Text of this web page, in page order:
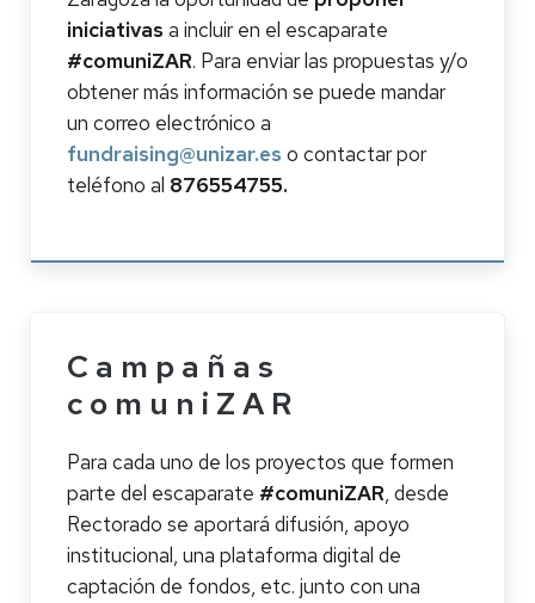
iniciativas a incluir en el escaparate
#comuniZAR. Para enviar las propuestas y/o
obtener más información se puede mandar
un correo electrónico a
fundraising@unizar.es o contactar por
teléfono al 876554755.
Campañas
comuniZAR
Para cada uno de los proyectos que formen
parte del escaparate #comuniZAR, desde
Rectorado se aportará difusión, apoyo
institucional, una plataforma digital de
captación de fondos, etc. junto con una